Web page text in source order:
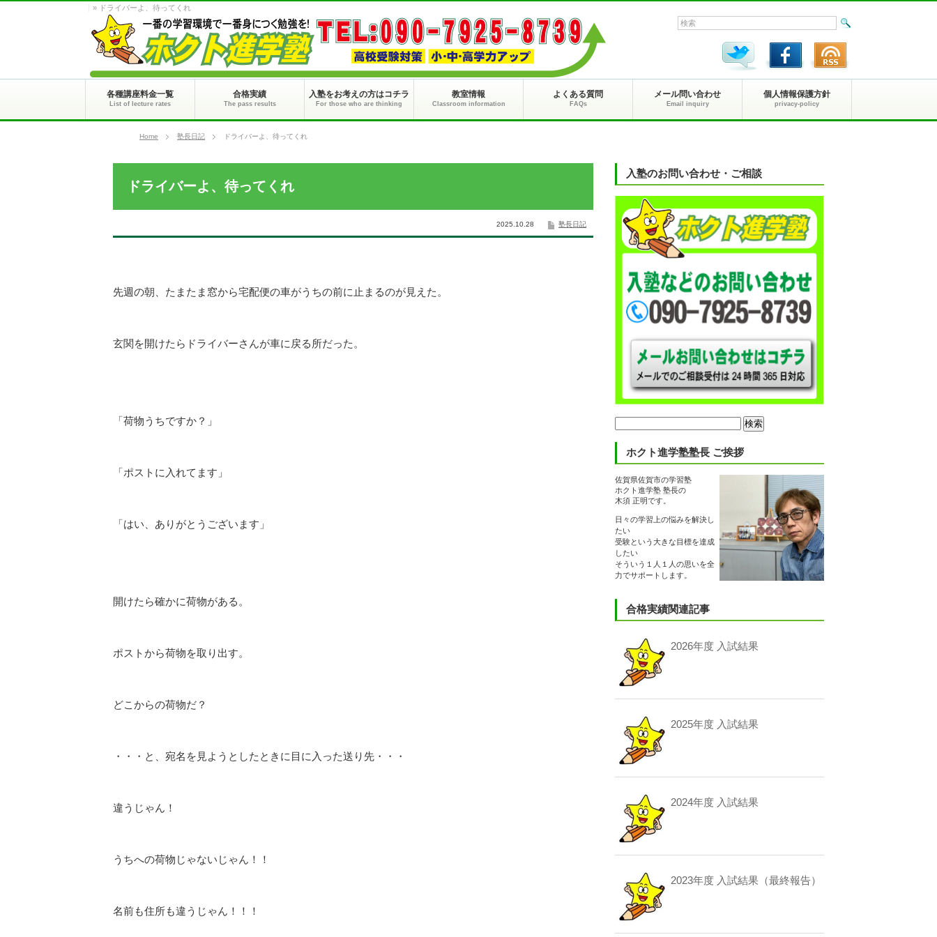
» ドライバーよ、待ってくれ
各種講座料金一覧
List of lecture rates
合格実績
The pass results
入塾をお考えの方はコチラ
For those who are thinking
教室情報
Classroom information
よくある質問
FAQs
メール問い合わせ
Email inquiry
個人情報保護方針
privacy-policy
Home 塾長日記 ドライバーよ、待ってくれ
ドライバーよ、待ってくれ
塾長日記
2025.10.28
先週の朝、たまたま窓から宅配便の車がうちの前に止まるのが見えた。
玄関を開けたらドライバーさんが車に戻る所だった。
「荷物うちですか？」
「ポストに入れてます」
「はい、ありがとうございます」
開けたら確かに荷物がある。
ポストから荷物を取り出す。
どこからの荷物だ？
・・・と、宛名を見ようとしたときに目に入った送り先・・・
違うじゃん！
うちへの荷物じゃないじゃん！！
名前も住所も違うじゃん！！！
入塾のお問い合わせ・ご相談
検
索:
ホクト進学塾塾長 ご挨拶
佐賀県佐賀市の学習塾
ホクト進学塾 塾長の
木須 正明です。
日々の学習上の悩みを解決し
たい
受験という大きな目標を達成
したい
そういう１人１人の思いを全
力でサポートします。
合格実績関連記事
2026年度 入試結果
2025年度 入試結果
2024年度 入試結果
2023年度 入試結果（最終報告）